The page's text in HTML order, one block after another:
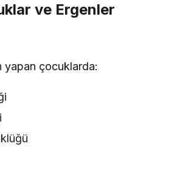
ve Ergenler
yapan çocuklarda: